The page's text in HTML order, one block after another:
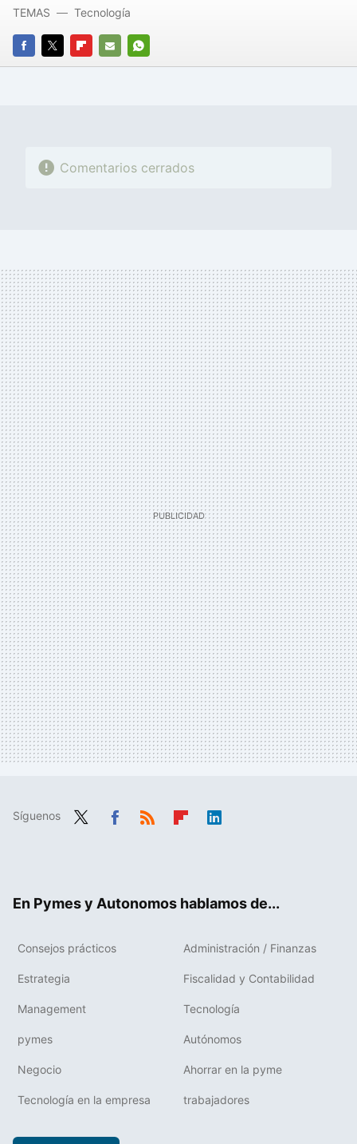
FACEBOOK
TWITTERFLIPBOARD
E-
WHATSAPP
TEMAS Tecnología
Comentarios cerrados
Síguenos
En Pymes y Autonomos hablamos de...
Consejos prácticos Administración / Finanzas
Estrategia Fiscalidad y Contabilidad
Management Tecnología
pymes Autónomos
Negocio Ahorrar en la pyme
Tecnología en la empresa trabajadores